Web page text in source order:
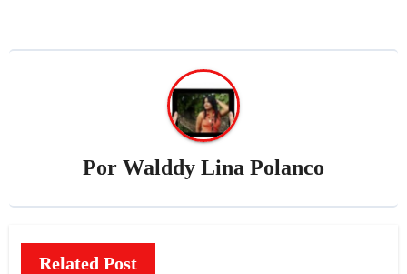
Por Walddy Lina Polanco
Related Post